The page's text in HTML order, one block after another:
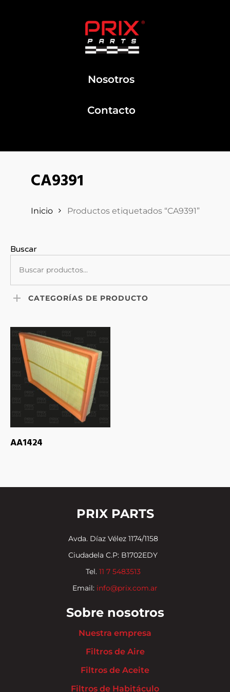
Nosotros
Contacto
CA9391
Inicio Productos etiquetados “CA9391”
Buscar
CATEGORÍAS DE PRODUCTO
LEER MÁS
AA1424
PRIX PARTS
Avda. Díaz Vélez 1174/1158
Ciudadela C.P: B1702EDY
Tel. 11 7 5483513
Email: info@prix.com.ar
Sobre nosotros
Nuestra empresa
Filtros de Aire
Filtros de Aceite
Filtros de Habitáculo